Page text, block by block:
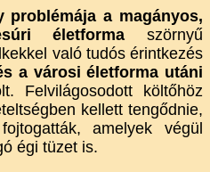
problémája a magányos,
életforma szörnyű
való tudós érintkezés
a városi életforma utáni
Felvilágosodott költőhöz
kellett tengődnie,
amelyek végül
égi tüzet is.